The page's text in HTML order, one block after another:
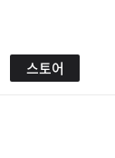
스토어